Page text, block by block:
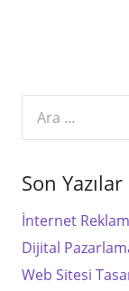
Son Yazılar
İnternet
Dijital
Web Sitesi